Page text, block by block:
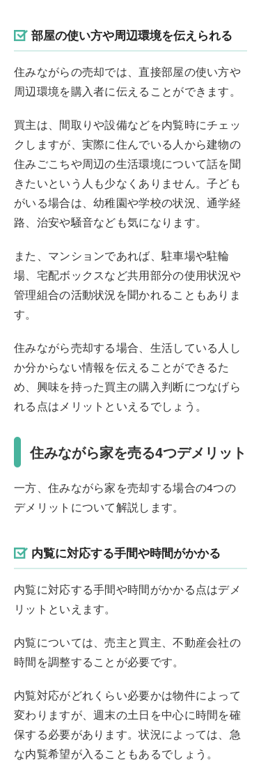
部屋の使い方や周辺環境を伝えられる
住みながらの売却では、直接部屋の使い方や
周辺環境を購入者に伝えることができます。
買主は、間取りや設備などを内覧時にチェッ
クしますが、実際に住んでいる人から建物の
住みごこちや周辺の生活環境について話を聞
きたいという人も少なくありません。子ども
がいる場合は、幼稚園や学校の状況、通学経
路、治安や騒音なども気になります。
また、マンションであれば、駐車場や駐輪
場、宅配ボックスなど共用部分の使用状況や
管理組合の活動状況を聞かれることもありま
す。
住みながら売却する場合、生活している人し
か分からない情報を伝えることができるた
め、興味を持った買主の購入判断につなげら
れる点はメリットといえるでしょう。
住みながら家を売る4つデメリット
一方、住みながら家を売却する場合の4つの
デメリットについて解説します。
内覧に対応する手間や時間がかかる
内覧に対応する手間や時間がかかる点はデメ
リットといえます。
内覧については、売主と買主、不動産会社の
時間を調整することが必要です。
内覧対応がどれくらい必要かは物件によって
変わりますが、週末の土日を中心に時間を確
保する必要があります。状況によっては、急
な内覧希望が入ることもあるでしょう。